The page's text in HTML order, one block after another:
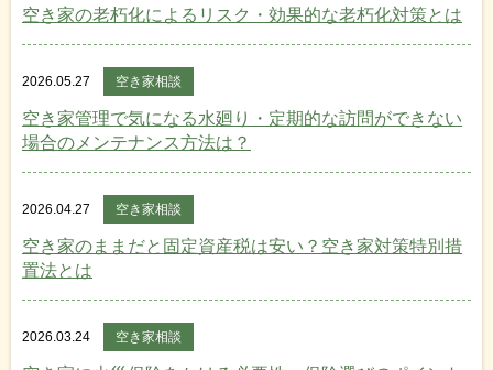
空き家の老朽化によるリスク・効果的な老朽化対策とは
2026.05.27 空き家相談
空き家管理で気になる水廻り・定期的な訪問ができない
場合のメンテナンス方法は？
2026.04.27 空き家相談
空き家のままだと固定資産税は安い？空き家対策特別措
置法とは
2026.03.24 空き家相談